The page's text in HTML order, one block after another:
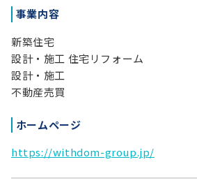
事業内容
新築住宅
設計・施工 住宅リフォーム
設計・施工
不動産売買
ホームページ
https://withdom-group.jp/